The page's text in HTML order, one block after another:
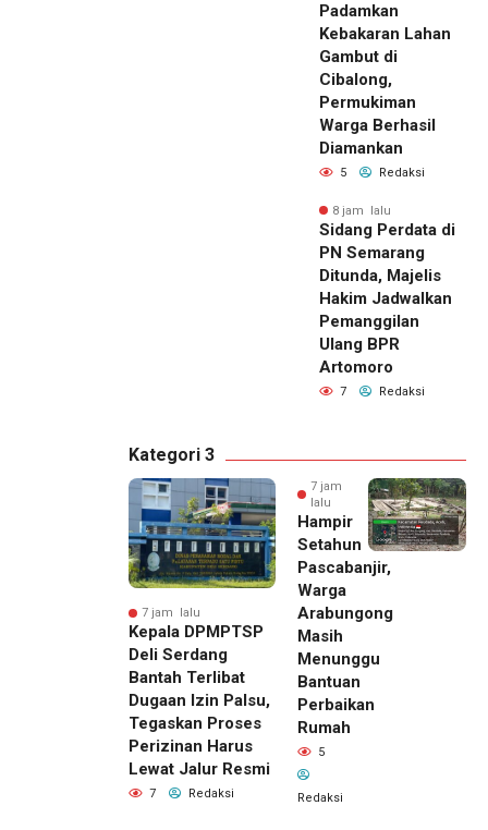
Padamkan
Kebakaran Lahan
Gambut di
Cibalong,
Permukiman
Warga Berhasil
Diamankan
5 Redaksi
8 jam lalu
Sidang Perdata di
PN Semarang
Ditunda, Majelis
Hakim Jadwalkan
Pemanggilan
Ulang BPR
Artomoro
7 Redaksi
Kategori 3
7 jam lalu
Kepala DPMPTSP
Deli Serdang
Bantah Terlibat
Dugaan Izin Palsu,
Tegaskan Proses
Perizinan Harus
Lewat Jalur Resmi
7 Redaksi
7 jam
lalu
Hampir
Setahun
Pascabanjir,
Warga
Arabungong
Masih
Menunggu
Bantuan
Perbaikan
Rumah
5
Redaksi